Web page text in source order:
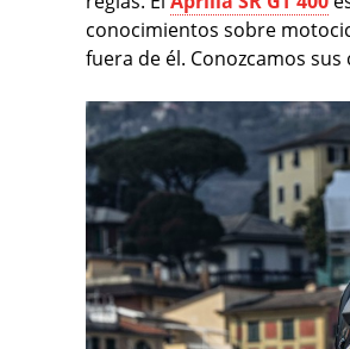
conocimientos sobre
fuera de él. Conozcamos sus